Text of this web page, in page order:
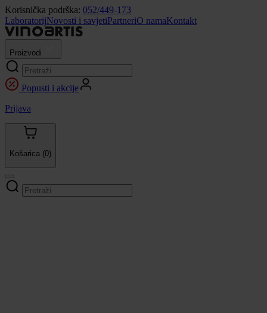
Korisnička podrška: 052/449-173
LaboratorijNovosti i savjetiPartneriO namaKontakt
Proizvodi
Popusti i akcije
Prijava
Košarica (0)